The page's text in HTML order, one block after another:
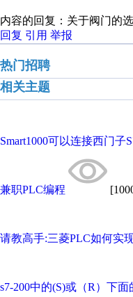
内容的回复：关于阀门的
回复 引用 举报
热门招聘
相关主题
Smart1000可以连接西门子
兼职PLC编程
请教高手:三菱PLC如何实
s7-200中的(S)或（R）下面